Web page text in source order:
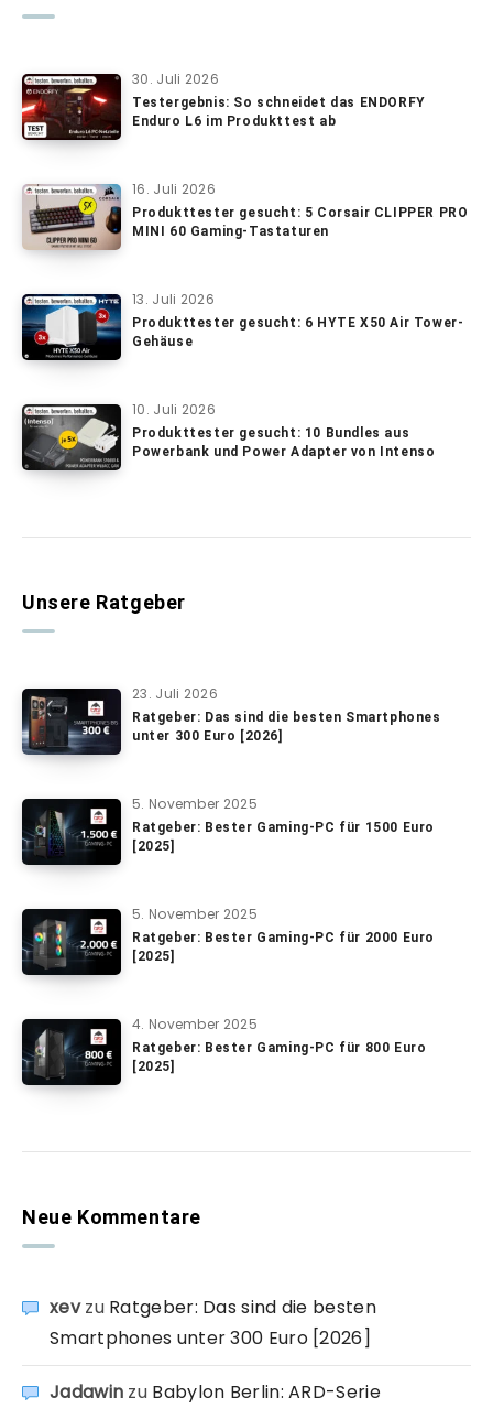
30. Juli 2026
Testergebnis: So schneidet das ENDORFY
Enduro L6 im Produkttest ab
16. Juli 2026
Produkttester gesucht: 5 Corsair CLIPPER PRO
MINI 60 Gaming-Tastaturen
13. Juli 2026
Produkttester gesucht: 6 HYTE X50 Air Tower-
Gehäuse
10. Juli 2026
Produkttester gesucht: 10 Bundles aus
Powerbank und Power Adapter von Intenso
Unsere Ratgeber
23. Juli 2026
Ratgeber: Das sind die besten Smartphones
unter 300 Euro [2026]
5. November 2025
Ratgeber: Bester Gaming-PC für 1500 Euro
[2025]
5. November 2025
Ratgeber: Bester Gaming-PC für 2000 Euro
[2025]
4. November 2025
Ratgeber: Bester Gaming-PC für 800 Euro
[2025]
Neue Kommentare
xevzu Ratgeber: Das sind die besten
Smartphones unter 300 Euro [2026]
Jadawin zu Babylon Berlin: ARD-Serie